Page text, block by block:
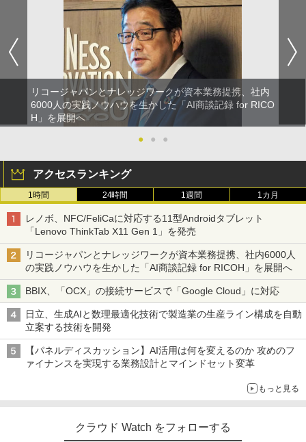
リコージャパンとナレッジワークが資本業務提携、社内
6000人の実践ノウハウを生かした「AI商談記録 for RICO
H」を展開へ
●
● ●
アクセスランキング
1時間 24時間 1週間 1カ月
レノボ、NFC/FeliCaに対応する11型Androidタブレット
「Lenovo ThinkTab X11 Gen 1」を発売
リコージャパンとナレッジワークが資本業務提携、社内6000人
の実践ノウハウを生かした「AI商談記録 for RICOH」を展開へ
BBIX、「OCX」の接続サービスで「Google Cloud」に対応
日立、生成AIと数理最適化技術で製造業の生産ライン構成を自動
立案する技術を開発
【パネルディスカッション】AI活用は何を変えるのか 攻めのフ
ァイナンスを実現する業務設計とマインドセット変革
もっと見る
クラウド Watch をフォローする